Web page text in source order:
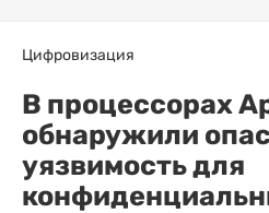
Цифровизация
В процессорах
обнаружили
уязвимость для